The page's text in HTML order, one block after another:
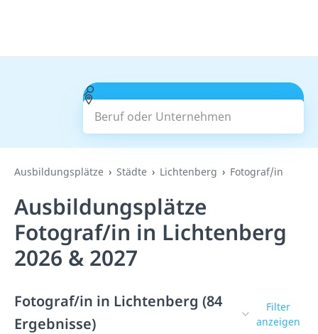
Beruf oder Unternehmen
Suchen
Ausbildungsplätze Städte Lichtenberg Fotograf/in
Ausbildungsplätze
Fotograf/in in Lichtenberg
2026 & 2027
Fotograf/in in Lichtenberg (84
Ergebnisse)
Filter
anzeigen